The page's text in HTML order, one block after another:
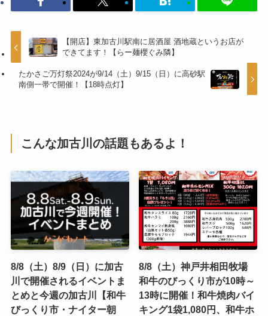
【開店】東加古川駅南に居酒屋 酒地蔵というお店が
できてます！【らー麺櫻ぐみ隣】
たかさご万灯祭2024が9/14（土）9/15（日）に高砂駅
南側一帯で開催！【18時点灯】
こんな加古川の話題もあるよ！
8/8（土）8/9（日）に加古
川で開催されるイベントま
とめと今週の加古川【和牛
びっくり市・ナイター朝
8/8（土）神戸井相田牧場
和牛のびっくり市が10時～
13時に開催！和牛焼肉バイ
キング1袋1,080円、和牛ホ